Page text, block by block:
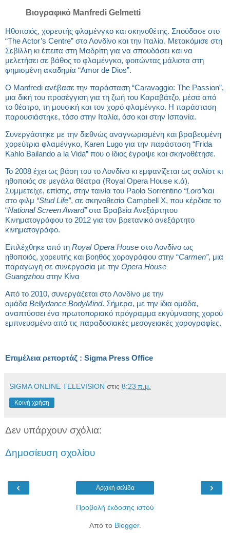
Βιογραφικό Manfredi Gelmetti
Ηθοποιός, χορευτής φλαμένγκο και σκηνοθέτης. Σπούδασε στο
“The Actor’s Centre” στο Λονδίνο και την Ιταλία. Μετακόμισε στη
Σεβίλλη κι έπειτα στη Μαδρίτη για να σπουδάσει και να
μελετήσει σε βάθος το φλαμένγκο, φοιτώντας μάλιστα στη
φημισμένη ακαδημία “Amor de Dios”.
Ο Manfredi ανέβασε την παράσταση “Caravaggio: The Passion”,
μια δική του προσέγγιση για τη ζωή του Καραβάτζο, μέσα από
το θέατρο, τη μουσική και τον χορό φλαμένγκο. Η παράσταση
παρουσιάστηκε, τόσο στην Ιταλία, όσο και στην Ισπανία.
Συνεργάστηκε με την διεθνώς αναγνωρισμένη και βραβευμένη
χορεύτρια φλαμένγκο, Karen Lugo για την παράσταση “Frida
Kahlo Bailando a la Vida” που ο ίδιος έγραψε και σκηνοθέτησε.
Το 2008 έχει ως βάση του το Λονδίνο κι εμφανίζεται ως σολίστ κι
ηθοποιός σε μεγάλα θέατρα (Royal Opera House κ.ά).
Συμμετείχε, επίσης, στην ταινία του Paolo Sorrentino “Loro”και
στο φιλμ “Stud Life”, σε σκηνοθεσία Campbell X, που κέρδισε το
“National Screen Award”στα Βραβεία Ανεξάρτητου
Κινηματογράφου το 2012 για τον βρετανικό ανεξάρτητο
κινηματογράφο.
Επιλέχθηκε από τη Royal Opera House στο Λονδίνο ως
ηθοποιός, χορευτής και βοηθός χορογράφου στην “Carmen”, μια
παραγωγή σε συνεργασία με την Opera House
Guangzhou στην Κίνα
Από το 2010, συνεργάζεται στο Λονδίνο με την
ομάδα Bellydance BodyMind. Σήμερα, με την ίδια ομάδα,
αναπτύσσει ένα πρωτοποριακό πρόγραμμα εκγύμνασης χορού
εμπνευσμένο από τις παραδοσιακές μεσογειακές χορογραφίες.
Επιμέλεια ρεπορτάζ : Sigma Press Office
SIGMA ONLINE TELEVISION στις 8:23 π.μ.
Κοινή χρήση
Δεν υπάρχουν σχόλια:
Δημοσίευση σχολίου
‹ ›
Αρχική σελίδα
Προβολή έκδοσης ιστού
Από το Blogger.